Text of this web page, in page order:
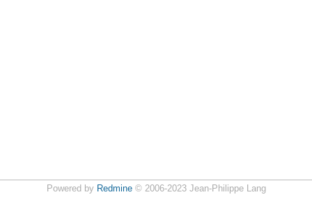
Powered by Redmine© 2006-2023 Jean-Philippe Lang